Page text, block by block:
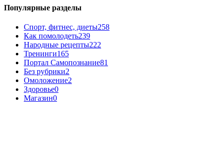
Популярные разделы
Спорт, фитнес, диеты258
Как помолодеть239
Народные рецепты222
Тренинги165
Портал Самопознание81
Без рубрики2
Омоложение2
Здоровье0
Магазин0